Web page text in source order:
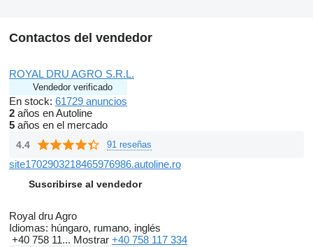
Contactos del vendedor
ROYAL DRU AGRO S.R.L.
Vendedor verificado
En stock: 61729 anuncios
2 años en Autoline
5 años en el mercado
4.4 91 reseñas
site1702903218465976986.autoline.ro
Suscribirse al vendedor
Royal dru Agro
Idiomas: húngaro, rumano, inglés
+40 758 11... Mostrar +40 758 117 334